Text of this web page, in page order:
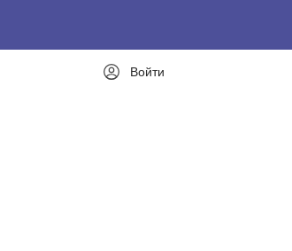
Войти